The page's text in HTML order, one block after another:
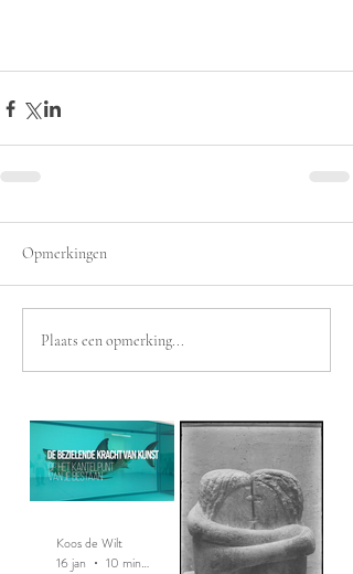
Opmerkingen
Plaats een opmerking...
Koos de Wilt
16 jan
10 minuten om te lezen